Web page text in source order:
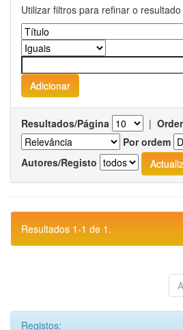
Utilizar filtros para refinar o
Resultados/Página |
Por ordem
Autores/Registo
Resultados 1-1 de 1.
Registos: